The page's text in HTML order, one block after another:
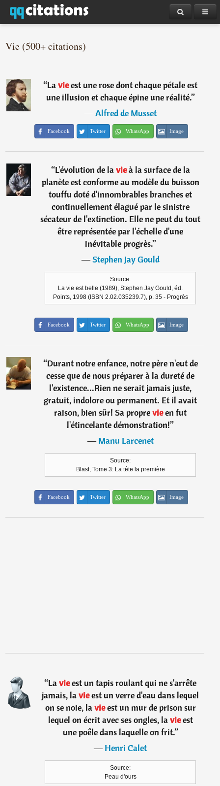
Vie (500+ citations)
“Lavieest une rose dont chaque pétale est
une illusion et chaque épine une réalité.”
―Alfred de Musset
Facebook Twitter WhatsApp Image
“L'évolution de lavieà la surface de la
planète est conforme au modèle du buisson
touffu doté d'innombrables branches et
continuellement élagué par le sinistre
sécateur de l'extinction. Elle ne peut du tout
être représentée par l'échelle d'une
inévitable progrès.”
―Stephen Jay Gould
Source:
La vie est belle (1989), Stephen Jay Gould, éd.
Points, 1998 (ISBN 2.02.035239.7), p. 35 - Progrès
Facebook Twitter WhatsApp Image
“Durant notre enfance, notre père n'eut de
cesse que de nous préparer à la dureté de
l'existence...Rien ne serait jamais juste,
gratuit, indolore ou permanent. Et il avait
raison, bien sûr! Sa proprevieen fut
l'étincelante démonstration!”
―Manu Larcenet
Source:
Blast, Tome 3: La tête la première
Facebook Twitter WhatsApp Image
“Lavieest un tapis roulant qui ne s'arrête
jamais, lavieest un verre d'eau dans lequel
on se noie, lavieest un mur de prison sur
lequel on écrit avec ses ongles, lavieest
une poêle dans laquelle on frit.”
―Henri Calet
Source:
Peau d'ours